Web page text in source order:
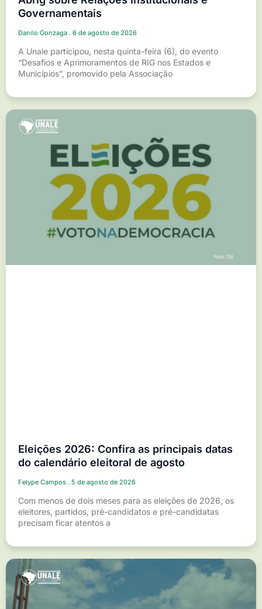
Governamentais
Danilo Gonzaga 6 de agosto de 2026
A Unale participou, nesta quinta-feira (6), do evento
“Desafios e Aprimoramentos de RIG nos Estados e
Municípios”, promovido pela Associação
Eleições 2026: Confira as principais datas
do calendário eleitoral de agosto
Felype Campos 5 de agosto de 2026
Com menos de dois meses para as eleições de 2026, os
eleitores, partidos, pré-candidatos e pré-candidatas
precisam ficar atentos a